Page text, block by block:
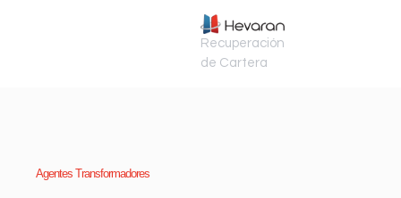
Recuperación
de Cartera
Agentes Transformadores